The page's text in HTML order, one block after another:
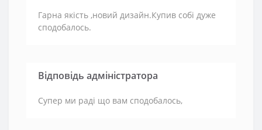
Гарна якість ,новий дизайн.Купив собі дуже
сподобалось.
Відповідь адміністратора
Супер ми раді що вам сподобалось,